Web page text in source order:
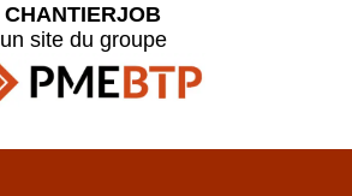
CHANTIERJOB
un site du groupe